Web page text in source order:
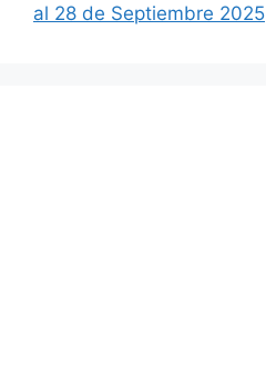
al 28 de Septiembre 2025